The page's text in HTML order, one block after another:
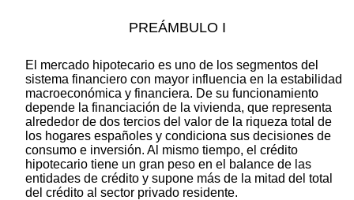
PREÁMBULO I
El mercado hipotecario es uno de los segmentos del
sistema financiero con mayor influencia en la estabilidad
macroeconómica y financiera. De su funcionamiento
depende la financiación de la vivienda, que representa
alrededor de dos tercios del valor de la riqueza total de
los hogares españoles y condiciona sus decisiones de
consumo e inversión. Al mismo tiempo, el crédito
hipotecario tiene un gran peso en el balance de las
entidades de crédito y supone más de la mitad del total
del crédito al sector privado residente.